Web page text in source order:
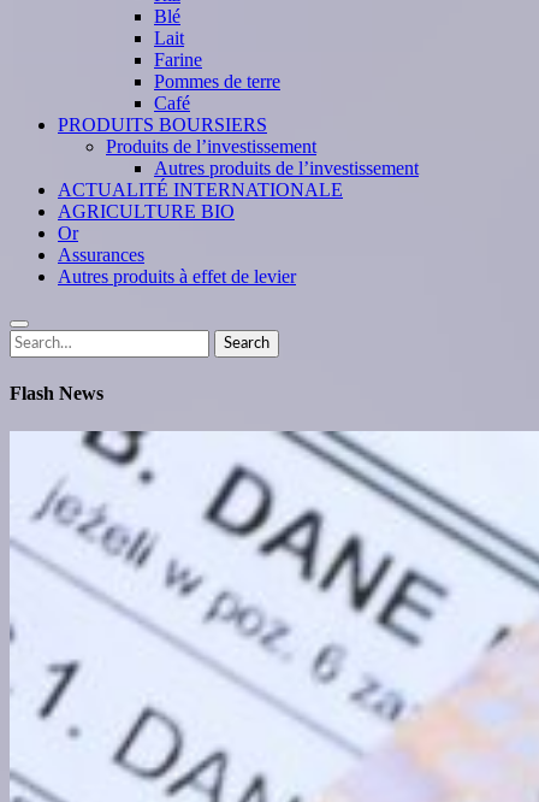
Blé
Lait
Farine
Pommes de terre
Café
PRODUITS BOURSIERS
Produits de l’investissement
Autres produits de l’investissement
ACTUALITÉ INTERNATIONALE
AGRICULTURE BIO
Or
Assurances
Autres produits à effet de levier
Search
for:
Search
Flash News